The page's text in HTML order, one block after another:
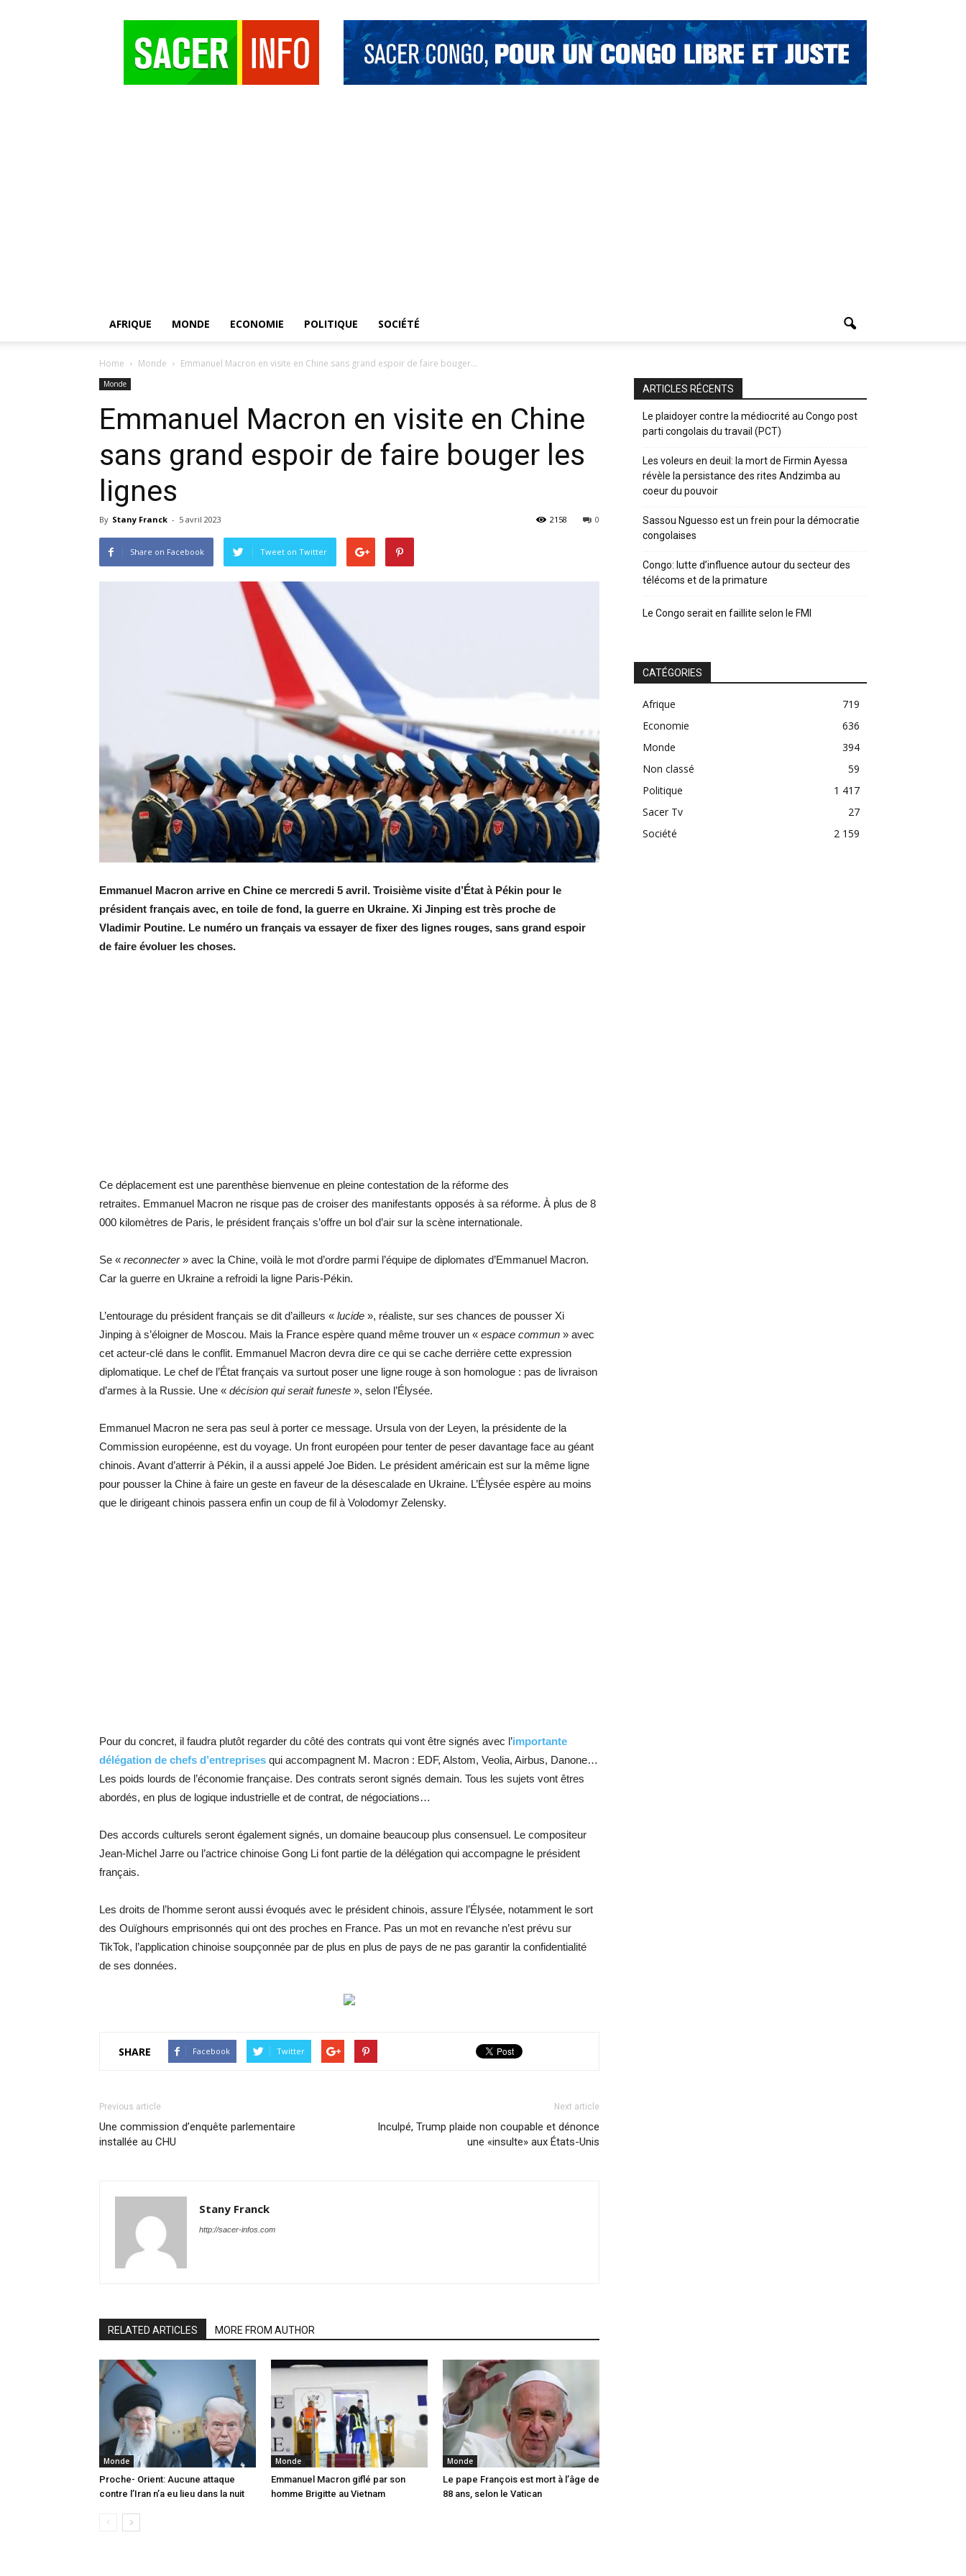
AFRIQUE MONDE ECONOMIE POLITIQUE SOCIÉTÉ
Home Monde Emmanuel Macron en visite en Chine sans grand espoir de faire bouger...
Monde
Emmanuel Macron en visite en Chine
sans grand espoir de faire bouger les
lignes
By Stany Franck - 5 avril 2023 0
2158
Share on Facebook Tweet on Twitter
Emmanuel Macron arrive en Chine ce mercredi 5 avril. Troisième visite d’État à Pékin pour le
président français avec, en toile de fond, la guerre en Ukraine. Xi Jinping est très proche de
Vladimir Poutine. Le numéro un français va essayer de fixer des lignes rouges, sans grand espoir
de faire évoluer les choses.
Ce déplacement est une parenthèse bienvenue en pleine contestation de la réforme des
retraites. Emmanuel Macron ne risque pas de croiser des manifestants opposés à sa réforme. À plus de 8
000 kilomètres de Paris, le président français s’offre un bol d’air sur la scène internationale.
Se « reconnecter» avec la Chine, voilà le mot d’ordre parmi l’équipe de diplomates d’Emmanuel Macron.
Car la guerre en Ukraine a refroidi la ligne Paris-Pékin.
L’entourage du président français se dit d’ailleurs « lucide », réaliste, sur ses chances de pousser Xi
Jinping à s’éloigner de Moscou. Mais la France espère quand même trouver un « espace commun » avec
cet acteur-clé dans le conflit. Emmanuel Macron devra dire ce qui se cache derrière cette expression
diplomatique. Le chef de l’État français va surtout poser une ligne rouge à son homologue : pas de livraison
d’armes à la Russie. Une « décision qui serait funeste », selon l’Élysée.
Emmanuel Macron ne sera pas seul à porter ce message. Ursula von der Leyen, la présidente de la
Commission européenne, est du voyage. Un front européen pour tenter de peser davantage face au géant
chinois. Avant d’atterrir à Pékin, il a aussi appelé Joe Biden. Le président américain est sur la même ligne
pour pousser la Chine à faire un geste en faveur de la désescalade en Ukraine. L’Élysée espère au moins
que le dirigeant chinois passera enfin un coup de fil à Volodomyr Zelensky.
Pour du concret, il faudra plutôt regarder du côté des contrats qui vont être signés avec l’importante
délégation de chefs d’entreprises qui accompagnent M. Macron : EDF, Alstom, Veolia, Airbus, Danone…
Les poids lourds de l’économie française. Des contrats seront signés demain. Tous les sujets vont êtres
abordés, en plus de logique industrielle et de contrat, de négociations…
Des accords culturels seront également signés, un domaine beaucoup plus consensuel. Le compositeur
Jean-Michel Jarre ou l’actrice chinoise Gong Li font partie de la délégation qui accompagne le président
français.
Les droits de l’homme seront aussi évoqués avec le président chinois, assure l’Élysée, notamment le sort
des Ouïghours emprisonnés qui ont des proches en France. Pas un mot en revanche n’est prévu sur
TikTok, l’application chinoise soupçonnée par de plus en plus de pays de ne pas garantir la confidentialité
de ses données.
SHARE Facebook Twitter
Previous article
Une commission d’enquête parlementaire
installée au CHU
Next article
Inculpé, Trump plaide non coupable et dénonce
une «insulte» aux États-Unis
Stany Franck
http://sacer-infos.com
RELATED ARTICLES MORE FROM AUTHOR
Monde
Proche- Orient: Aucune attaque
contre l’Iran n’a eu lieu dans la nuit
Monde
Emmanuel Macron giflé par son
homme Brigitte au Vietnam
Monde
Le pape François est mort à l’âge de
88 ans, selon le Vatican
ARTICLES RÉCENTS
Le plaidoyer contre la médiocrité au Congo post
parti congolais du travail (PCT)
Les voleurs en deuil: la mort de Firmin Ayessa
révèle la persistance des rites Andzimba au
coeur du pouvoir
Sassou Nguesso est un frein pour la démocratie
congolaises
Congo: lutte d’influence autour du secteur des
télécoms et de la primature
Le Congo serait en faillite selon le FMI
CATÉGORIES
Afrique
719
Economie
636
Monde
394
Non classé
59
Politique
1 417
Sacer Tv
27
Société
2 159